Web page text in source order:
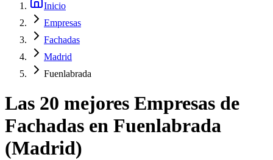
Inicio
Empresas
Fachadas
Madrid
Fuenlabrada
Las 20 mejores Empresas de
Fachadas en Fuenlabrada
(Madrid)